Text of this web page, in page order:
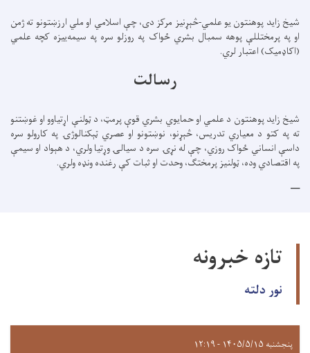
شیخ زاید پوهنتون یو علمي-څېړنیز مرکز دی، چې اسلامي او ملي ارزښتونو ته ژمن
او په پرمختللې پوهه سمبال بشري ځواک په روزلو سره په سیمه‌ییزه کچه علمي
(اکاډمیک) اعتبار لري.
رسالت
شیخ زاید پوهنتون د علمي او حمایوي بشري قوې پرمټ، د ټولنې اړتیاوو او غوښتنو
ته په کتو د معیاري تدریس، څېړنو، نوښتونو او عصري ټېکنالوژۍ په کارولو سره
داسې انساني ځواک روزي، چې له نړۍ سره د سیالۍ وړتیا ولري، د هېواد او سیمې
په اقتصادي وده، ټولنیز پرمختګ، وحدت او ثبات کې رغنده ونډه ولري.
تازه خبرونه
نور دلته
پنجشنبه ۱۴۰۵/۵/۱۵ - ۱۲:۱۹